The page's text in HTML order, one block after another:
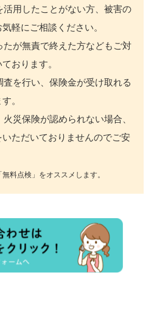
活用したことがない方、被害の
軽にご相談ください。
たが無責で終えた方などもご対
おります。
査を行い、保険金が受け取れる
。
火災保険が認められない場合、
ただいておりませんのでご安
料点検」をオススメします。